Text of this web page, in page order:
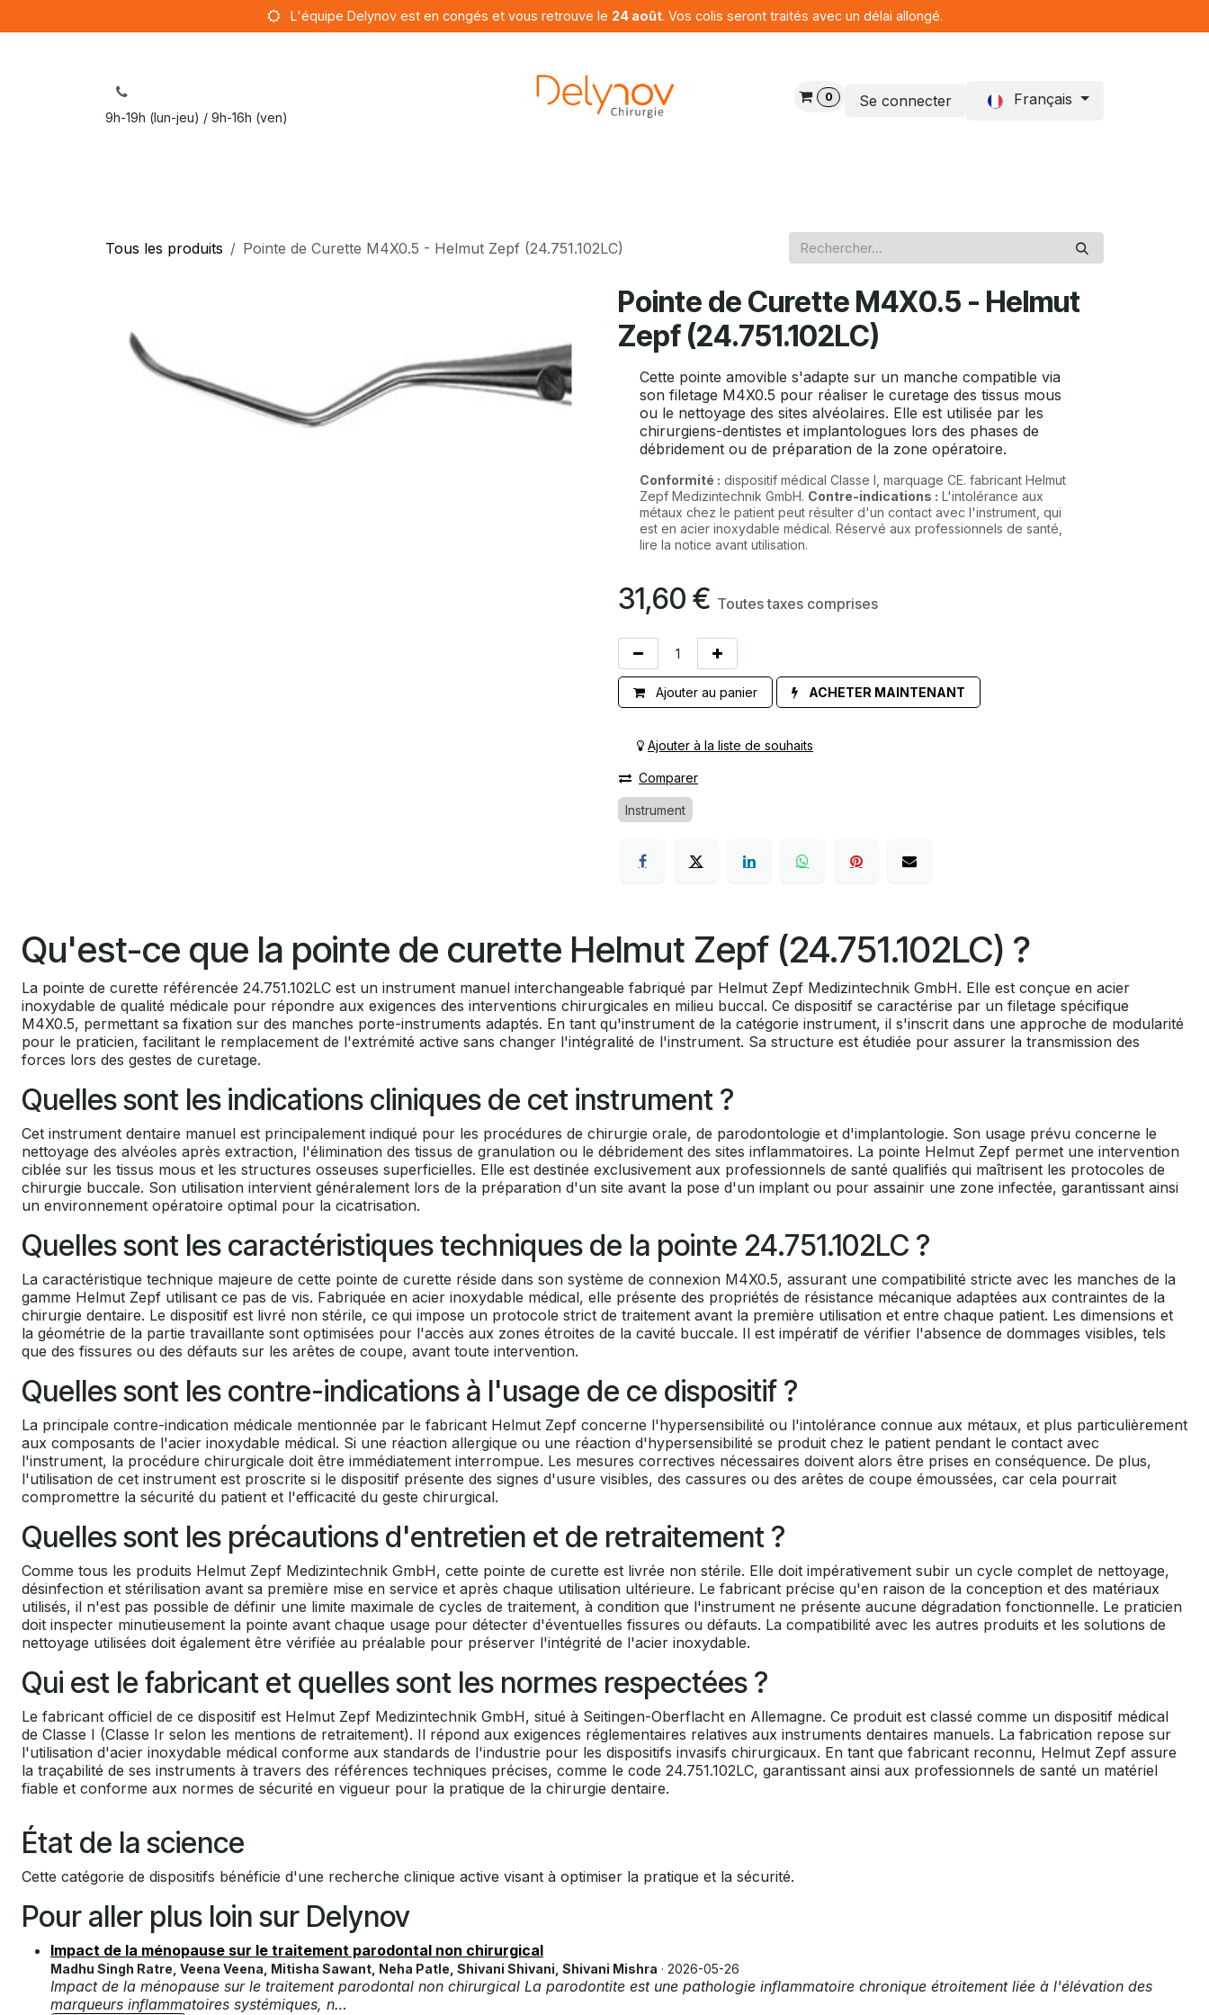
L'équipe Delynov est en congés et vous retrouve le 24 août. Vos colis seront traités avec un délai allongé.
9h-19h (lun-jeu) / 9h-16h (ven)
0 Se connecter Français
Tous les produits Pointe de Curette M4X0.5 - Helmut Zepf (24.751.102LC)
Pointe de Curette M4X0.5 - Helmut
Zepf (24.751.102LC)
Cette pointe amovible s'adapte sur un manche compatible via
son filetage M4X0.5 pour réaliser le curetage des tissus mous
ou le nettoyage des sites alvéolaires. Elle est utilisée par les
chirurgiens-dentistes et implantologues lors des phases de
débridement ou de préparation de la zone opératoire.
Conformité : dispositif médical Classe I, marquage CE. fabricant Helmut
Zepf Medizintechnik GmbH. Contre-indications : L'intolérance aux
métaux chez le patient peut résulter d'un contact avec l'instrument, qui
est en acier inoxydable médical. Réservé aux professionnels de santé,
lire la notice avant utilisation.
31,60 € Toutes taxes comprises
Ajouter au panier ACHETER MAINTENANT
Ajouter à la liste de souhaits
Comparer
Instrument
Qu'est-ce que la pointe de curette Helmut Zepf (24.751.102LC) ?
La pointe de curette référencée 24.751.102LC est un instrument manuel interchangeable fabriqué par Helmut Zepf Medizintechnik GmbH. Elle est conçue en acier
inoxydable de qualité médicale pour répondre aux exigences des interventions chirurgicales en milieu buccal. Ce dispositif se caractérise par un filetage spécifique
M4X0.5, permettant sa fixation sur des manches porte-instruments adaptés. En tant qu'instrument de la catégorie instrument, il s'inscrit dans une approche de modularité
pour le praticien, facilitant le remplacement de l'extrémité active sans changer l'intégralité de l'instrument. Sa structure est étudiée pour assurer la transmission des
forces lors des gestes de curetage.
Quelles sont les indications cliniques de cet instrument ?
Cet instrument dentaire manuel est principalement indiqué pour les procédures de chirurgie orale, de parodontologie et d'implantologie. Son usage prévu concerne le
nettoyage des alvéoles après extraction, l'élimination des tissus de granulation ou le débridement des sites inflammatoires. La pointe Helmut Zepf permet une intervention
ciblée sur les tissus mous et les structures osseuses superficielles. Elle est destinée exclusivement aux professionnels de santé qualifiés qui maîtrisent les protocoles de
chirurgie buccale. Son utilisation intervient généralement lors de la préparation d'un site avant la pose d'un implant ou pour assainir une zone infectée, garantissant ainsi
un environnement opératoire optimal pour la cicatrisation.
Quelles sont les caractéristiques techniques de la pointe 24.751.102LC ?
La caractéristique technique majeure de cette pointe de curette réside dans son système de connexion M4X0.5, assurant une compatibilité stricte avec les manches de la
gamme Helmut Zepf utilisant ce pas de vis. Fabriquée en acier inoxydable médical, elle présente des propriétés de résistance mécanique adaptées aux contraintes de la
chirurgie dentaire. Le dispositif est livré non stérile, ce qui impose un protocole strict de traitement avant la première utilisation et entre chaque patient. Les dimensions et
la géométrie de la partie travaillante sont optimisées pour l'accès aux zones étroites de la cavité buccale. Il est impératif de vérifier l'absence de dommages visibles, tels
que des fissures ou des défauts sur les arêtes de coupe, avant toute intervention.
Quelles sont les contre-indications à l'usage de ce dispositif ?
La principale contre-indication médicale mentionnée par le fabricant Helmut Zepf concerne l'hypersensibilité ou l'intolérance connue aux métaux, et plus particulièrement
aux composants de l'acier inoxydable médical. Si une réaction allergique ou une réaction d'hypersensibilité se produit chez le patient pendant le contact avec
l'instrument, la procédure chirurgicale doit être immédiatement interrompue. Les mesures correctives nécessaires doivent alors être prises en conséquence. De plus,
l'utilisation de cet instrument est proscrite si le dispositif présente des signes d'usure visibles, des cassures ou des arêtes de coupe émoussées, car cela pourrait
compromettre la sécurité du patient et l'efficacité du geste chirurgical.
Quelles sont les précautions d'entretien et de retraitement ?
Comme tous les produits Helmut Zepf Medizintechnik GmbH, cette pointe de curette est livrée non stérile. Elle doit impérativement subir un cycle complet de nettoyage,
désinfection et stérilisation avant sa première mise en service et après chaque utilisation ultérieure. Le fabricant précise qu'en raison de la conception et des matériaux
utilisés, il n'est pas possible de définir une limite maximale de cycles de traitement, à condition que l'instrument ne présente aucune dégradation fonctionnelle. Le praticien
doit inspecter minutieusement la pointe avant chaque usage pour détecter d'éventuelles fissures ou défauts. La compatibilité avec les autres produits et les solutions de
nettoyage utilisées doit également être vérifiée au préalable pour préserver l'intégrité de l'acier inoxydable.
Qui est le fabricant et quelles sont les normes respectées ?
Le fabricant officiel de ce dispositif est Helmut Zepf Medizintechnik GmbH, situé à Seitingen-Oberflacht en Allemagne. Ce produit est classé comme un dispositif médical
de Classe I (Classe Ir selon les mentions de retraitement). Il répond aux exigences réglementaires relatives aux instruments dentaires manuels. La fabrication repose sur
l'utilisation d'acier inoxydable médical conforme aux standards de l'industrie pour les dispositifs invasifs chirurgicaux. En tant que fabricant reconnu, Helmut Zepf assure
la traçabilité de ses instruments à travers des références techniques précises, comme le code 24.751.102LC, garantissant ainsi aux professionnels de santé un matériel
fiable et conforme aux normes de sécurité en vigueur pour la pratique de la chirurgie dentaire.
État de la science
Cette catégorie de dispositifs bénéficie d'une recherche clinique active visant à optimiser la pratique et la sécurité.
Pour aller plus loin sur Delynov
Impact de la ménopause sur le traitement parodontal non chirurgical
Madhu Singh Ratre, Veena Veena, Mitisha Sawant, Neha Patle, Shivani Shivani, Shivani Mishra · 2026-05-26
Impact de la ménopause sur le traitement parodontal non chirurgical La parodontite est une pathologie inflammatoire chronique étroitement liée à l'élévation des
marqueurs inflammatoires systémiques, n…